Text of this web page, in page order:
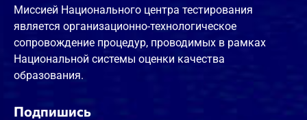
Миссией Национального центра тестирования
является организационно-технологическое
сопровождение процедур, проводимых в рамках
Национальной системы оценки качества
образования.
Подпишись